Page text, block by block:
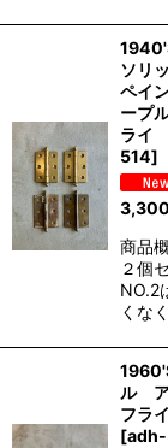
ソリ
ペイ
ープ
ライ
514]
3,300
商品
２個
NO.2
くな
ル
フラ
[